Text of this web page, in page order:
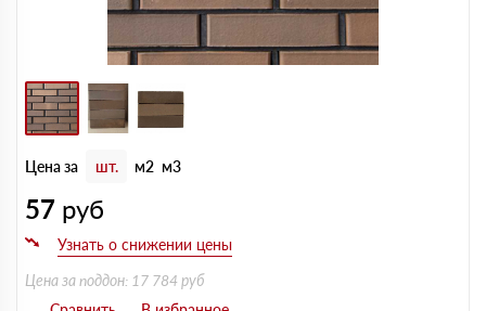
Цена за шт. м2 м3
57 руб
Цена за поддон: 17 784 руб